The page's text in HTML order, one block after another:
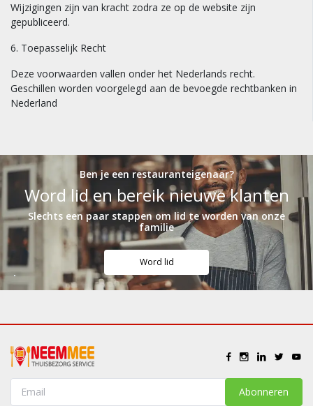
Wijzigingen zijn van kracht zodra ze op de website zijn
gepubliceerd.
6. Toepasselijk Recht
Deze voorwaarden vallen onder het Nederlands recht.
Geschillen worden voorgelegd aan de bevoegde rechtbanken in
Nederland
Ben je een restauranteigenaar?
Word lid en bereik nieuwe klanten
Slechts een paar stappen om lid te worden van onze
familie
Word lid
Abonneren